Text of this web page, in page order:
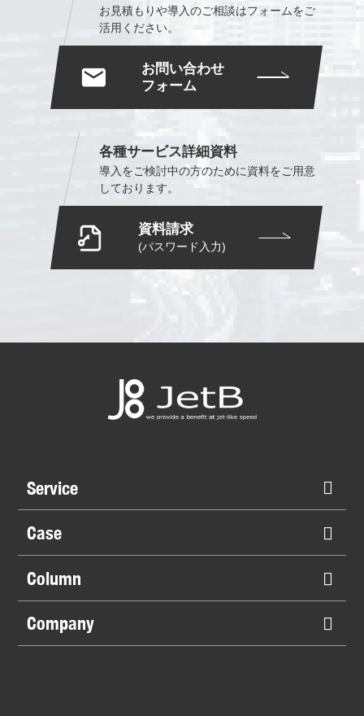
お見積もりや導入のご相談はフォームをご
活用ください。
お問い合わせ
フォーム
各種サービス詳細資料
導入をご検討中の方のために資料をご用意
しております。
資料請求
(パスワード入力)
Service
Case
Column
Company